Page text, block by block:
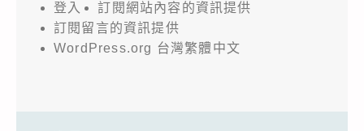
登入
訂閱網站內容的資訊提供
訂閱留言的資訊提供
WordPress.org 台灣繁體中文